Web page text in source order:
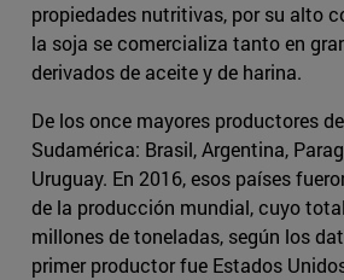
propiedades nutritivas, por su alto
la soja se comercializa tanto en
derivados de aceite y de harina.
De los once mayores productores
Sudamérica: Brasil, Argentina,
Uruguay. En 2016, esos países
de la producción mundial, cuyo
millones de toneladas, según los
primer productor fue Estados